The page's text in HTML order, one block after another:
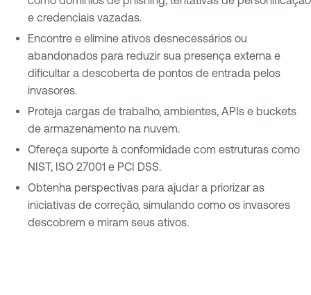
e credenciais vazadas.
Encontre e elimine ativos desnecessários ou
abandonados para reduzir sua presença externa e
dificultar a descoberta de pontos de entrada pelos
invasores.
Proteja cargas de trabalho, ambientes, APIs e buckets
de armazenamento na nuvem.
Ofereça suporte à conformidade com estruturas como
NIST, ISO 27001 e PCI DSS.
Obtenha perspectivas para ajudar a priorizar as
iniciativas de correção, simulando como os invasores
descobrem e miram seus ativos.